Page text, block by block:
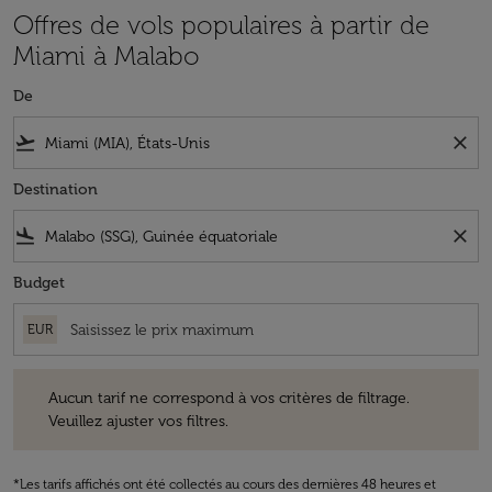
Offres de vols populaires à partir de
Miami à Malabo
De
flight_takeoff close
Destination
flight_land close
Budget
EUR
Aucun tarif ne correspond à vos critères de filtrage.
Veuillez ajuster vos filtres.
*Les tarifs affichés ont été collectés au cours des dernières 48 heures et